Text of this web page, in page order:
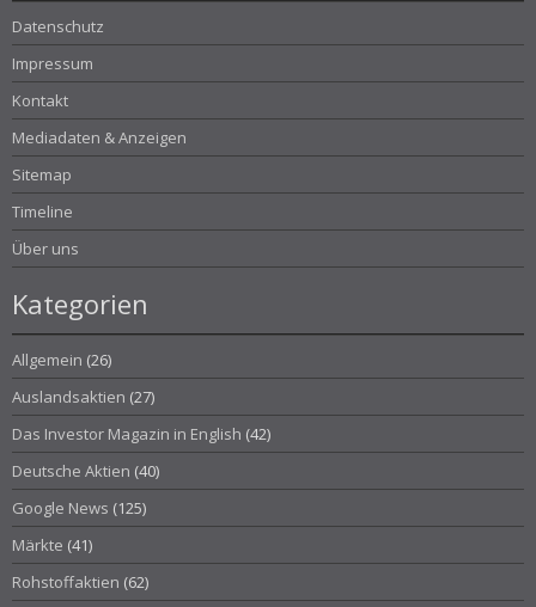
Datenschutz
Impressum
Kontakt
Mediadaten & Anzeigen
Sitemap
Timeline
Über uns
Kategorien
Allgemein (26)
Auslandsaktien (27)
Das Investor Magazin in English (42)
Deutsche Aktien (40)
Google News (125)
Märkte (41)
Rohstoffaktien (62)